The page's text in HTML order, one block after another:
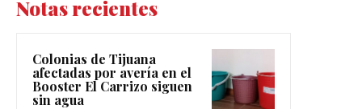
Notas recientes
Colonias de Tijuana
afectadas por avería en el
Booster El Carrizo siguen
sin agua